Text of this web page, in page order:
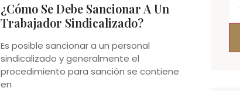
¿Cómo Se Debe Sancionar A Un
Trabajador Sindicalizado?
Es posible sancionar a un personal
sindicalizado y generalmente el
procedimiento para sanción se contiene
en